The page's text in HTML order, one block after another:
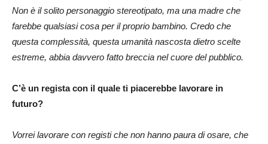
Non è il solito personaggio stereotipato, ma una madre che
farebbe qualsiasi cosa per il proprio bambino. Credo che
questa complessità, questa umanità nascosta dietro scelte
estreme, abbia davvero fatto breccia nel cuore del pubblico.
C’è un regista con il quale ti piacerebbe lavorare in
futuro?
Vorrei lavorare con registi che non hanno paura di osare, che